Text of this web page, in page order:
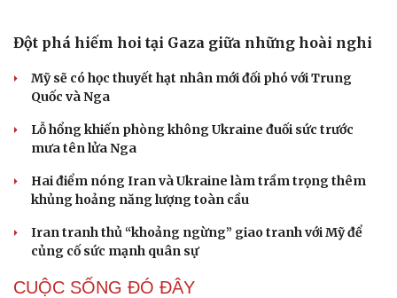
CHÍNH TRỊ
Thủ tướng: Triển khai tổng thể, đồng bộ các giải
pháp về bảo đảm an ninh mạng
Bãi bỏ nhiều văn bản quy phạm pháp luật không còn
phù hợp
Chủ tịch Quốc hội tiếp Đại sứ Malaysia tại Việt Nam
ĐBQH đề xuất làm rõ bản sắc kiến trúc Việt Nam trong
Luật Kiến trúc
Chủ tịch Quốc hội Trần Thanh Mẫn tiếp Đại sứ Hoa Kỳ